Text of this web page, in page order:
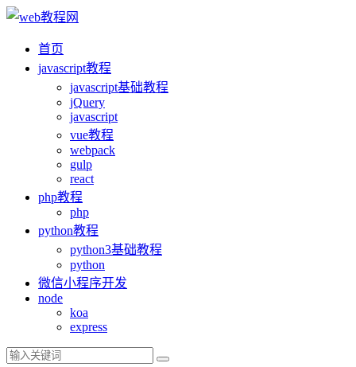
首页
javascript教程
javascript基础教程
jQuery
javascript
vue教程
webpack
gulp
react
php教程
php
python教程
python3基础教程
python
微信小程序开发
node
koa
express